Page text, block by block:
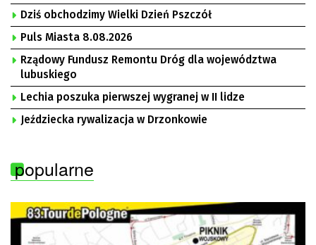
Dziś obchodzimy Wielki Dzień Pszczół
Puls Miasta 8.08.2026
Rządowy Fundusz Remontu Dróg dla województwa
lubuskiego
Lechia poszuka pierwszej wygranej w II lidze
Jeździecka rywalizacja w Drzonkowie
popularne